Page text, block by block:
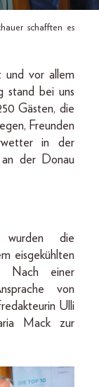
schafften es
und vor allem
stand bei uns
Gästen, die
Freunden
in der
an der Donau
wurden die
eisgekühlten
Nach einer
von
Ulli
Mack zur